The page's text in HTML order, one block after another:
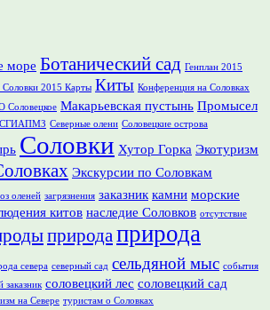
море Ботанический сад Генплан 2015
Соловки 2015 Карты Киты Конференция на Соловках
Соловецкое Макарьевская пустынь Промысел
СГИАПМЗ Северные олени Соловецкие острова
Соловки Хутор Горка Экотуризм
Экскурсии по Соловкам
оленей загрязнения заказник камни морские
китов наследие Соловков отсутствие
природаприрода
севера северный сад сельдяной мыс события
заказник соловецкий лес соловецкий сад
на Севере туристам о Соловках